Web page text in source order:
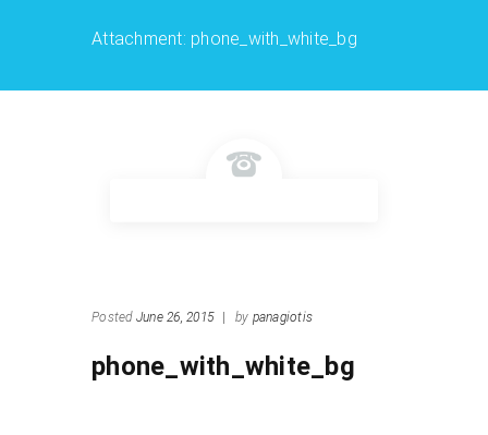
Attachment: phone_with_white_bg
Posted June 26, 2015 | by panagiotis
phone_with_white_bg